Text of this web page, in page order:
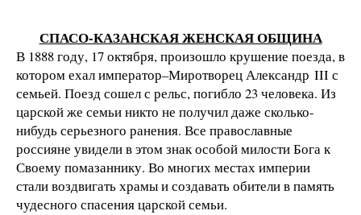
СПАСО-КАЗАНСКАЯ ЖЕНСКАЯ ОБЩИНА
В 1888 году, 17 октября, произошло крушение поезда, в
котором ехал император–Миротворец Александр III с
семьей. Поезд сошел с рельс, погибло 23 человека. Из
царской же семьи никто не получил даже сколько-
нибудь серьезного ранения. Все православные
россияне увидели в этом знак особой милости Бога к
Своему помазаннику. Во многих местах империи
стали воздвигать храмы и создавать обители в память
чудесного спасения царской семьи.